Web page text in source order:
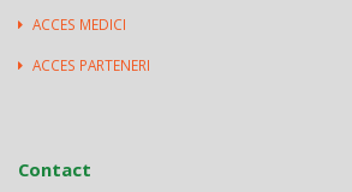
ACCES MEDICI
ACCES PARTENERI
Contact